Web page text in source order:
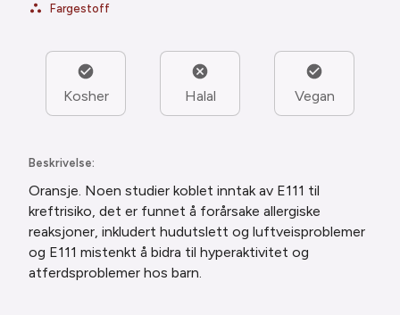
Fargestoff
Kosher Halal Vegan
Beskrivelse:
Oransje. Noen studier koblet inntak av E111 til
kreftrisiko, det er funnet å forårsake allergiske
reaksjoner, inkludert hudutslett og luftveisproblemer
og E111 mistenkt å bidra til hyperaktivitet og
atferdsproblemer hos barn.